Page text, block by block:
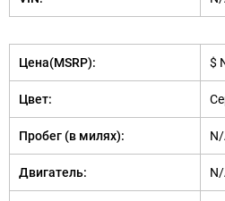
Цена(MSRP): $
Цвет:
Пробег (в милях):
Двигатель: